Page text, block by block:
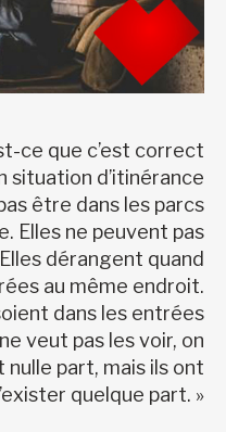
ce que c’est correct
situation d’itinérance
être dans les parcs
Elles ne peuvent pas
dérangent quand
au même endroit.
dans les entrées
veut pas les voir, on
nulle part, mais ils ont
quelque part. »